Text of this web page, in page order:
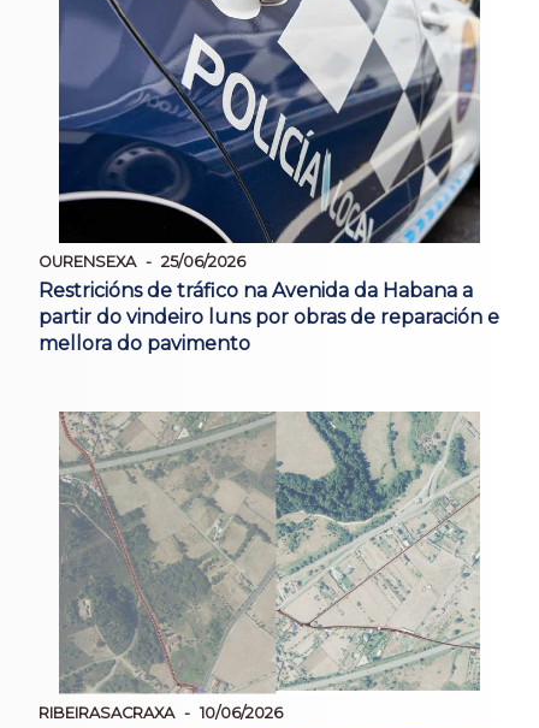
OURENSEXA 25/06/2026
Restricións de tráfico na Avenida da Habana a
partir do vindeiro luns por obras de reparación e
mellora do pavimento
RIBEIRASACRAXA 10/06/2026